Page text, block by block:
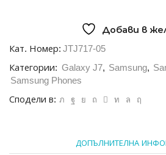
Sammato
Samsung
J7
червен
Добави в
Кат. Номер: JTJ717-05
Категории: Galaxy J7, Samsung,
Samsung Phones
Сподели в:
ДОПЪЛНИТЕЛНА